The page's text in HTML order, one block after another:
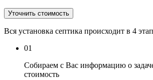
Уточнить стоимость
Вся установка септика происходит в 4
01
Собираем с Вас информацию о
стоимость